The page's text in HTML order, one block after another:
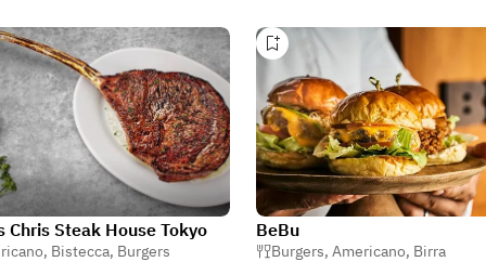
Chris Steak House Tokyo
, Bistecca, Burgers
BeBu
Burgers, Americano, Birra